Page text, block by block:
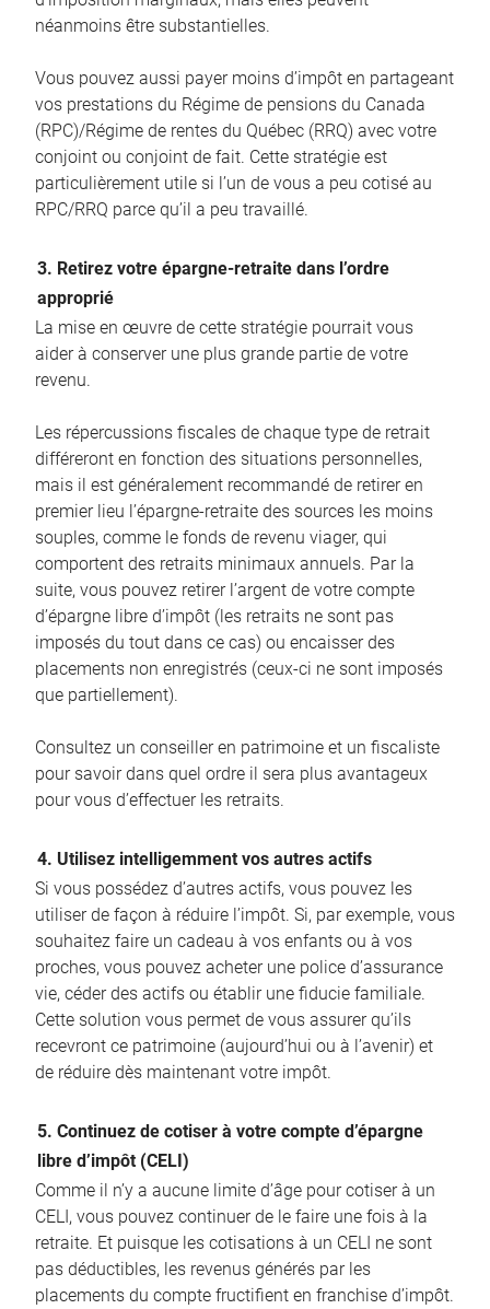
néanmoins être substantielles.
Vous pouvez aussi payer moins d’impôt en partageant
vos prestations du Régime de pensions du Canada
(RPC)/Régime de rentes du Québec (RRQ) avec votre
conjoint ou conjoint de fait. Cette stratégie est
particulièrement utile si l’un de vous a peu cotisé au
RPC/RRQ parce qu’il a peu travaillé.
3. Retirez votre épargne-retraite dans l’ordre
approprié
La mise en œuvre de cette stratégie pourrait vous
aider à conserver une plus grande partie de votre
revenu.
Les répercussions fiscales de chaque type de retrait
différeront en fonction des situations personnelles,
mais il est généralement recommandé de retirer en
premier lieu l’épargne-retraite des sources les moins
souples, comme le fonds de revenu viager, qui
comportent des retraits minimaux annuels. Par la
suite, vous pouvez retirer l’argent de votre compte
d’épargne libre d’impôt (les retraits ne sont pas
imposés du tout dans ce cas) ou encaisser des
placements non enregistrés (ceux-ci ne sont imposés
que partiellement).
Consultez un conseiller en patrimoine et un fiscaliste
pour savoir dans quel ordre il sera plus avantageux
pour vous d’effectuer les retraits.
4. Utilisez intelligemment vos autres actifs
Si vous possédez d’autres actifs, vous pouvez les
utiliser de façon à réduire l’impôt. Si, par exemple, vous
souhaitez faire un cadeau à vos enfants ou à vos
proches, vous pouvez acheter une police d’assurance
vie, céder des actifs ou établir une fiducie familiale.
Cette solution vous permet de vous assurer qu’ils
recevront ce patrimoine (aujourd’hui ou à l’avenir) et
de réduire dès maintenant votre impôt.
5. Continuez de cotiser à votre compte d’épargne
libre d’impôt (CELI)
Comme il n’y a aucune limite d’âge pour cotiser à un
CELI, vous pouvez continuer de le faire une fois à la
retraite. Et puisque les cotisations à un CELI ne sont
pas déductibles, les revenus générés par les
placements du compte fructifient en franchise d’impôt.